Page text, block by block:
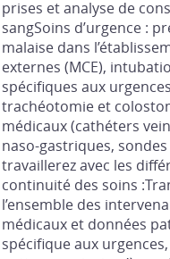
prises et analyse de
sangSoins d’urgence :
malaise dans
externes (MCE),
spécifiques aux
trachéotomie et
médicaux (cathéters
naso-gastriques,
travaillerez avec les
continuité des soins
l’ensemble des
médicaux et données
spécifique aux